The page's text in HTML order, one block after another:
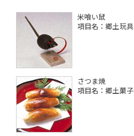
米喰い鼠
項目名：郷土玩具
さつま焼
項目名：郷土菓子